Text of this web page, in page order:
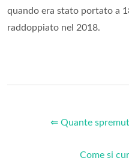
quando era stato portato a
raddoppiato nel 2018.
⇐ Quante
Come si